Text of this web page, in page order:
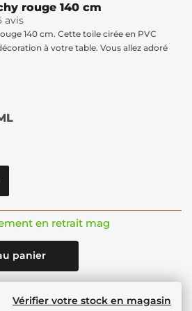
rouge 140 cm
avis
140 cm. Cette toile cirée en PVC
à votre table. Vous allez adoré
en retrait mag
panier
Vérifier votre stock en magasin